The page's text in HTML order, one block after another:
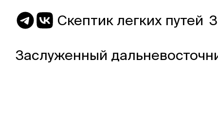
Команда
Дневник
Скептик легких путей
Заслуженный